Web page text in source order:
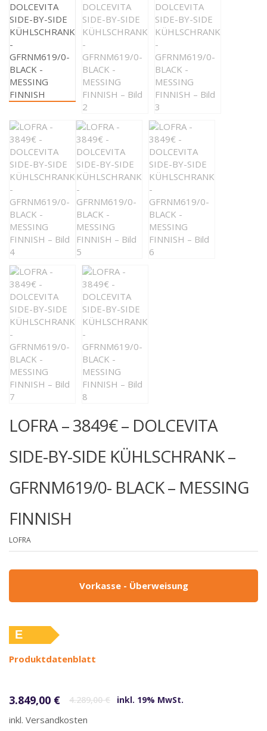
LOFRA – 3849€ – DOLCEVITA
SIDE-BY-SIDE KÜHLSCHRANK –
GFRNM619/0- BLACK – MESSING
FINNISH
LOFRA
Vorkasse - Überweisung
E
Produktdatenblatt
4.289,00€
3.849,00 € inkl. 19% MwSt.
inkl. Versandkosten